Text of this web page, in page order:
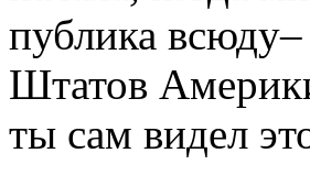
публика
Штатов
ты сам видел